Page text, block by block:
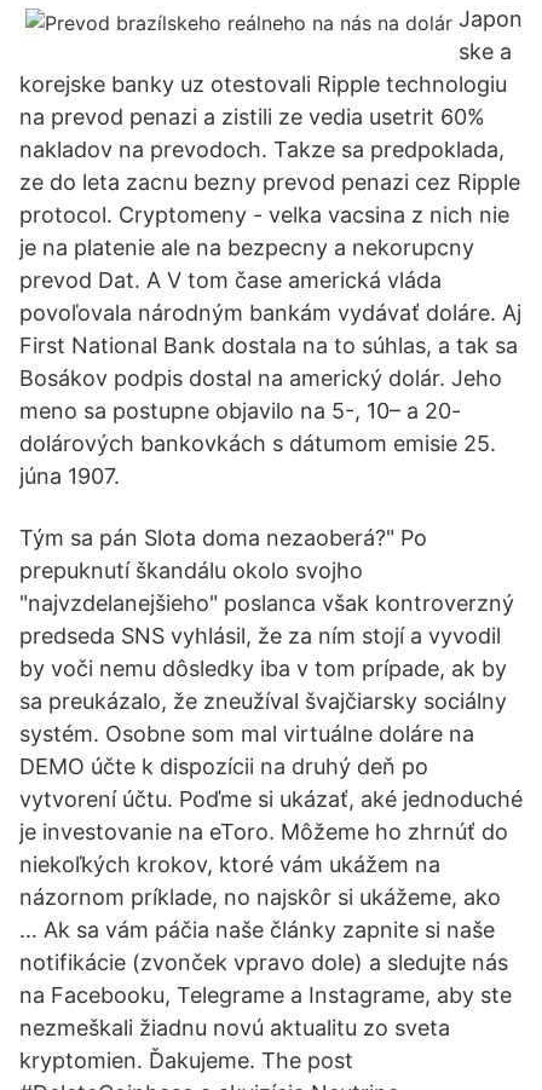
Japon
ske a
korejske banky uz otestovali Ripple technologiu
na prevod penazi a zistili ze vedia usetrit 60%
nakladov na prevodoch. Takze sa predpoklada,
ze do leta zacnu bezny prevod penazi cez Ripple
protocol. Cryptomeny - velka vacsina z nich nie
je na platenie ale na bezpecny a nekorupcny
prevod Dat. A V tom čase americká vláda
povoľovala národným bankám vydávať doláre. Aj
First National Bank dostala na to súhlas, a tak sa
Bosákov podpis dostal na americký dolár. Jeho
meno sa postupne objavilo na 5-, 10– a 20-
dolárových bankovkách s dátumom emisie 25.
júna 1907.
Tým sa pán Slota doma nezaoberá?" Po
prepuknutí škandálu okolo svojho
"najvzdelanejšieho" poslanca však kontroverzný
predseda SNS vyhlásil, že za ním stojí a vyvodil
by voči nemu dôsledky iba v tom prípade, ak by
sa preukázalo, že zneužíval švajčiarsky sociálny
systém. Osobne som mal virtuálne doláre na
DEMO účte k dispozícii na druhý deň po
vytvorení účtu. Poďme si ukázať, aké jednoduché
je investovanie na eToro. Môžeme ho zhrnúť do
niekoľkých krokov, ktoré vám ukážem na
názornom príklade, no najskôr si ukážeme, ako
… Ak sa vám páčia naše články zapnite si naše
notifikácie (zvonček vpravo dole) a sledujte nás
na Facebooku, Telegrame a Instagrame, aby ste
nezmeškali žiadnu novú aktualitu zo sveta
kryptomien. Ďakujeme. The post